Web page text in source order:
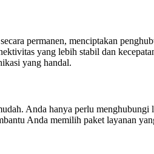
permanen, menciptakan
yang lebih stabil dan
yang handal.
Anda hanya perlu
Anda memilih paket layanan